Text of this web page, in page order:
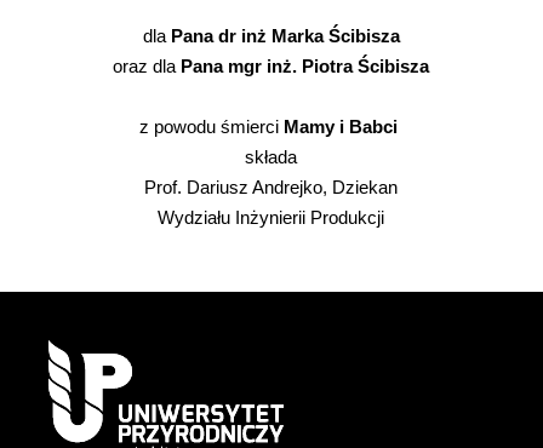
dla Pana dr inż Marka Ścibisza
oraz dla Pana mgr inż. Piotra Ścibisza
z powodu śmierci Mamy i Babci
składa
Prof. Dariusz Andrejko, Dziekan
Wydziału Inżynierii Produkcji